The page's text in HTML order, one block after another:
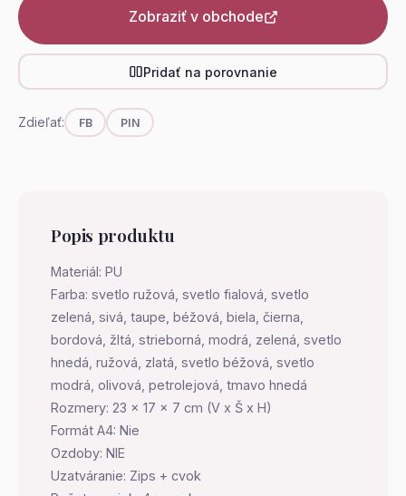
Zobraziť v obchode
Pridať na porovnanie
Zdieľať: FB PIN
Popis produktu
Materiál: PU
Farba: svetlo ružová, svetlo fialová, svetlo
zelená, sivá, taupe, béžová, biela, čierna,
bordová, žltá, strieborná, modrá, zelená, svetlo
hnedá, ružová, zlatá, svetlo béžová, svetlo
modrá, olivová, petrolejová, tmavo hnedá
Rozmery: 23 x 17 x 7 cm (V x Š x H)
Formát A4: Nie
Ozdoby: NIE
Uzatváranie: Zips + cvok